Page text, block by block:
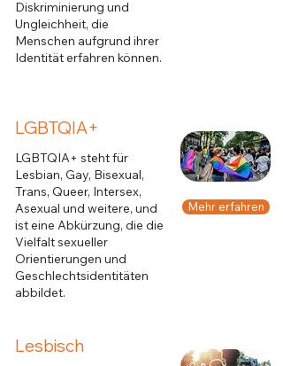
Diskriminierung und
Ungleichheit, die
Menschen aufgrund ihrer
Identität erfahren können.
LGBTQIA+
LGBTQIA+ steht für
Lesbian, Gay, Bisexual,
Trans, Queer, Intersex,
Asexual und weitere, und
ist eine Abkürzung, die die
Vielfalt sexueller
Orientierungen und
Geschlechtsidentitäten
abbildet.
Mehr erfahren
Lesbisch